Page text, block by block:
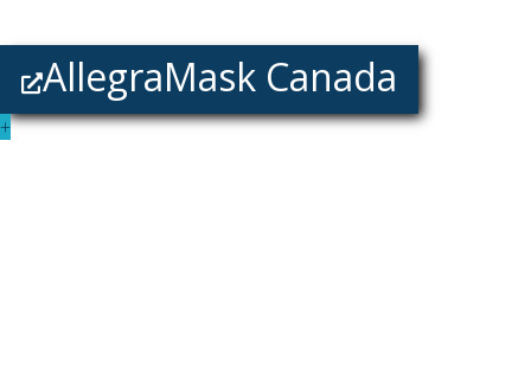
AllegraMask Canada
+